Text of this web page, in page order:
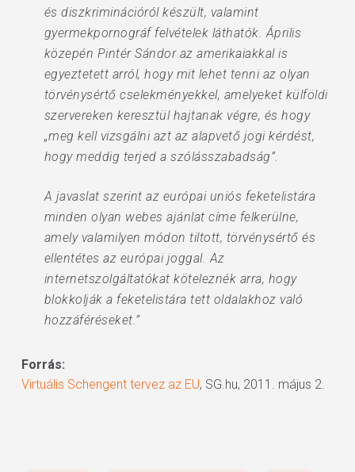
és diszkriminációról készült, valamint
gyermekpornográf felvételek láthatók. Április
közepén Pintér Sándor az amerikaiakkal is
egyeztetett arról, hogy mit lehet tenni az olyan
törvénysértő cselekményekkel, amelyeket külföldi
szervereken keresztül hajtanak végre, és hogy
„meg kell vizsgálni azt az alapvető jogi kérdést,
hogy meddig terjed a szólásszabadság”.
A javaslat szerint az európai uniós feketelistára
minden olyan webes ajánlat címe felkerülne,
amely valamilyen módon tiltott, törvénysértő és
ellentétes az európai joggal. Az
internetszolgáltatókat köteleznék arra, hogy
blokkolják a feketelistára tett oldalakhoz való
hozzáféréseket.”
Forrás:
Virtuális Schengent tervez az EU, SG.hu, 2011. május 2.